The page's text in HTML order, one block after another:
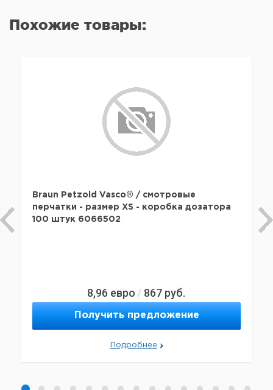
Похожие товары:
Braun Petzold Vasco® / смотровые
перчатки - размер XS - коробка дозатора
100 штук 6066502
8,96 евро / 867 руб.
Получить предложение
Подробнее